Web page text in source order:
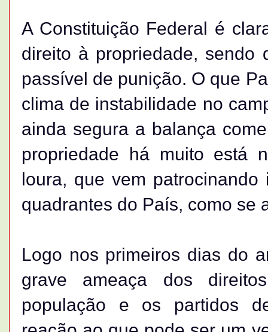
A Constituição Federal é
direito à propriedade, sendo
passível de punição. O que
clima de instabilidade no
ainda segura a balança
propriedade há muito está
loura, que vem
quadrantes do País, como se
Logo nos primeiros dias do
grave ameaça dos
população e os partidos